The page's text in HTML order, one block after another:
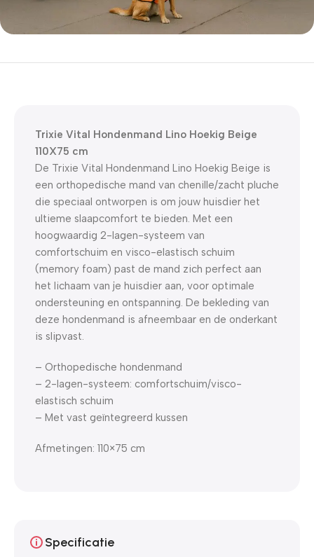
5% korting met code
Trixie Vital Hondenmand Lino Hoekig Beige
110X75 cm
De Trixie Vital Hondenmand Lino Hoekig Beige is
een orthopedische mand van chenille/zacht pluche
die speciaal ontworpen is om jouw huisdier het
ultieme slaapcomfort te bieden. Met een
hoogwaardig 2-lagen-systeem van
comfortschuim en visco-elastisch schuim
(memory foam) past de mand zich perfect aan
het lichaam van je huisdier aan, voor optimale
ondersteuning en ontspanning. De bekleding van
deze hondenmand is afneembaar en de onderkant
is slipvast.
– Orthopedische hondenmand
– 2-lagen-systeem: comfortschuim/visco-
elastisch schuim
– Met vast geïntegreerd kussen
Afmetingen: 110×75 cm
Specificatie